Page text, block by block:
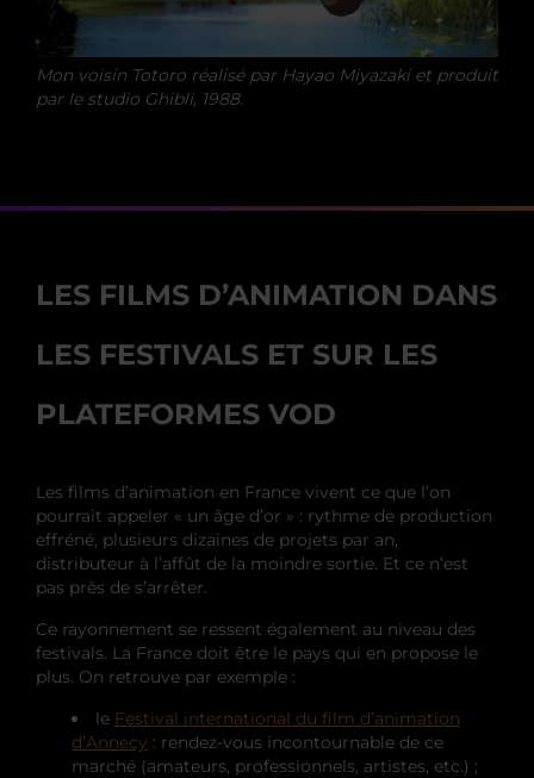
Mon voisin Totoro réalisé par Hayao Miyazaki et produit
par le studio Ghibli, 1988.
LES FILMS D’ANIMATION DANS
LES FESTIVALS ET SUR LES
PLATEFORMES VOD
Les films d’animation en France vivent ce que l’on
pourrait appeler « un âge d’or » : rythme de production
effréné, plusieurs dizaines de projets par an,
distributeur à l’affût de la moindre sortie. Et ce n’est
pas près de s’arrêter.
Ce rayonnement se ressent également au niveau des
festivals. La France doit être le pays qui en propose le
plus. On retrouve par exemple :
le Festival international du film d’animation
d’Annecy : rendez-vous incontournable de ce
marché (amateurs, professionnels, artistes, etc.) ;